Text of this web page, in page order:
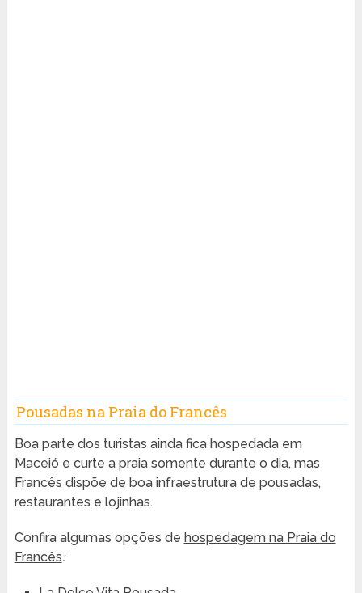
Pousadas na Praia do Francês
Boa parte dos turistas ainda fica hospedada em
Maceió e curte a praia somente durante o dia, mas
Francês dispõe de boa infraestrutura de pousadas,
restaurantes e lojinhas.
Confira algumas opções de hospedagem na Praia do
Francês: